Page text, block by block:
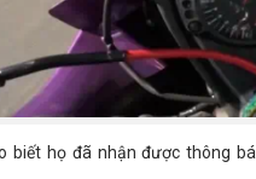
biết họ đã nhận được thông